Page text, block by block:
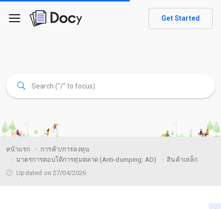
Get Started
หน้าแรก
การค้า/การลงทุน
มาตรการตอบโต้การทุ่มตลาด (Anti-dumping: AD)
สินค้าเหล็ก
Updated on 27/04/2026